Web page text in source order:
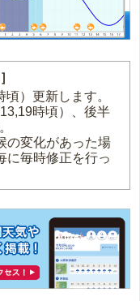
）更新します。
時頃）、後半
の変化があった場
に毎時修正を行っ